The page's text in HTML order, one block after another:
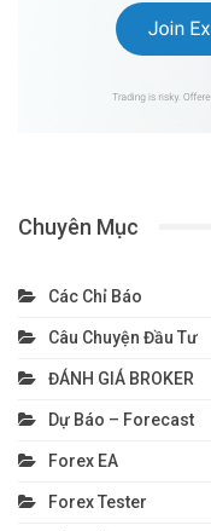
Chuyên Mục
Các Chỉ Báo
Câu Chuyện Đầu Tư
ĐÁNH GIÁ BROKER
Dự Báo – Forecast
Forex EA
Forex Tester